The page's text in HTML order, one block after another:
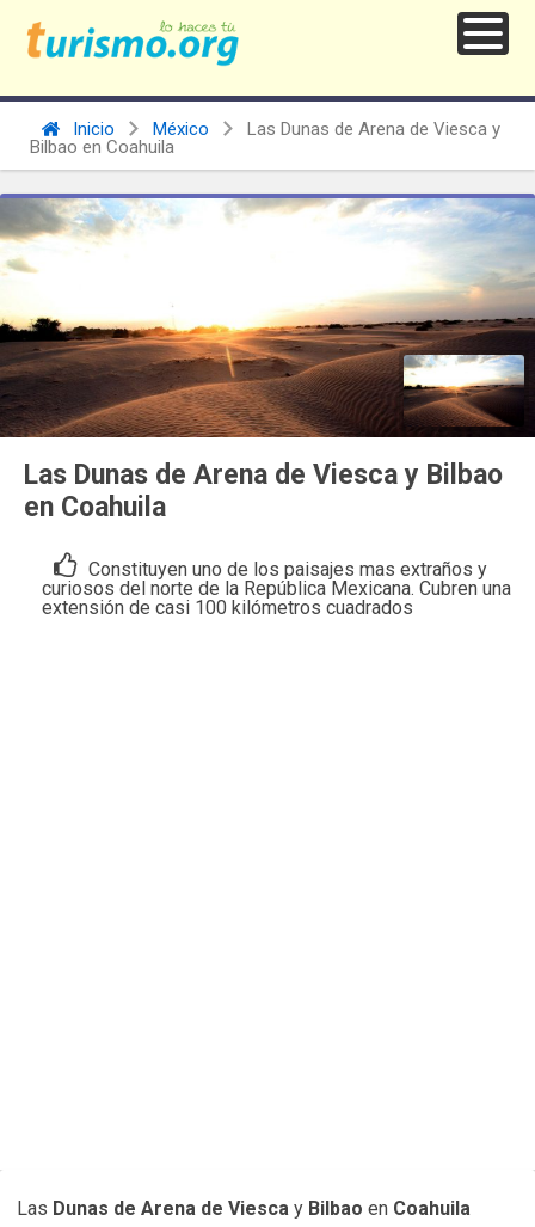
Inicio México
Las Dunas de Arena de Viesca y
Bilbao en Coahuila
Las Dunas de Arena de Viesca y Bilbao
en Coahuila
Constituyen uno de los paisajes mas extraños y
curiosos del norte de la República Mexicana. Cubren una
extensión de casi 100 kilómetros cuadrados
Las Dunas de Arena de Viesca y Bilbao en Coahuila